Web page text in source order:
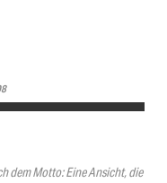
dem Motto: Eine Ansicht, die